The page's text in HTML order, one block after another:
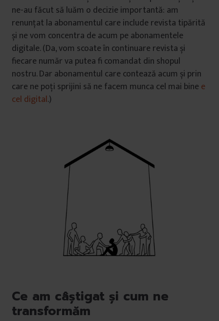
ne-au făcut să luăm o decizie importantă: am
renunțat la abonamentul care include revista tipărită
și ne vom concentra de acum pe abonamentele
digitale. (Da, vom scoate în continuare revista și
fiecare număr va putea fi comandat din shopul
nostru. Dar abonamentul care contează acum și prin
care ne poți sprijini să ne facem munca cel mai bine e
cel digital.)
Ce am câștigat și cum ne
transformăm